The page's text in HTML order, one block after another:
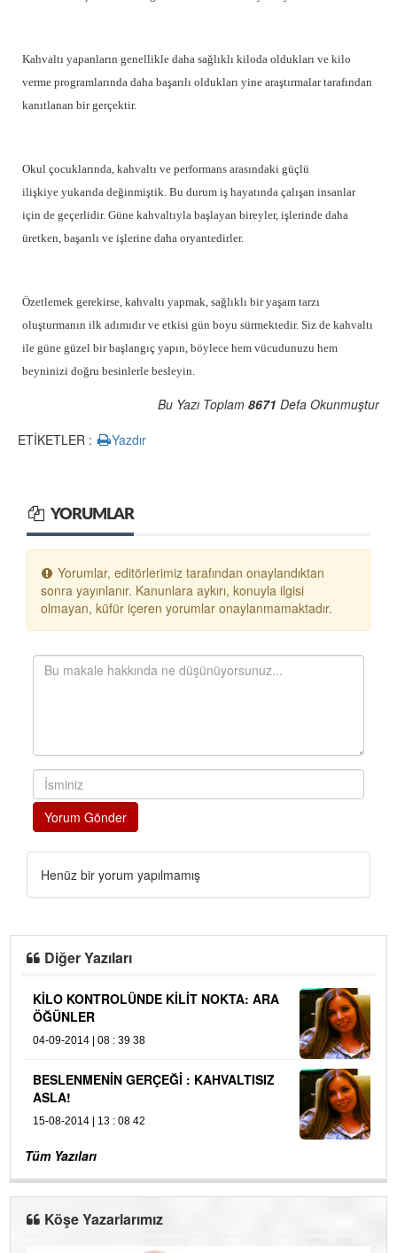
Kahvaltı yapanların genellikle daha sağlıklı kiloda oldukları ve kilo
verme programlarında daha başarılı oldukları yine araştırmalar tarafından
kanıtlanan bir gerçektir.
Okul çocuklarında, kahvaltı ve performans arasındaki güçlü
ilişkiye yukarıda değinmiştik. Bu durum iş hayatında çalışan insanlar
için de geçerlidir. Güne kahvaltıyla başlayan bireyler, işlerinde daha
üretken, başarılı ve işlerine daha oryantedirler.
Özetlemek gerekirse, kahvaltı yapmak, sağlıklı bir yaşam tarzı
oluşturmanın ilk adımıdır ve etkisi gün boyu sürmektedir. Siz de kahvaltı
ile güne güzel bir başlangıç yapın, böylece hem vücudunuzu hem
beyninizi doğru besinlerle besleyin.
Bu Yazı Toplam 8671 Defa Okunmuştur
ETİKETLER :
Yazdır
YORUMLAR
Yorumlar, editörlerimiz tarafından onaylandıktan
sonra yayınlanır. Kanunlara aykırı, konuyla ilgisi
olmayan, küfür içeren yorumlar onaylanmamaktadır.
Yorum Gönder
Henüz bir yorum yapılmamış
Diğer Yazıları
KİLO KONTROLÜNDE KİLİT NOKTA: ARA
ÖĞÜNLER
04-09-2014 | 08 : 39 38
BESLENMENİN GERÇEĞİ : KAHVALTISIZ
ASLA!
15-08-2014 | 13 : 08 42
Tüm Yazıları
Köşe Yazarlarımız